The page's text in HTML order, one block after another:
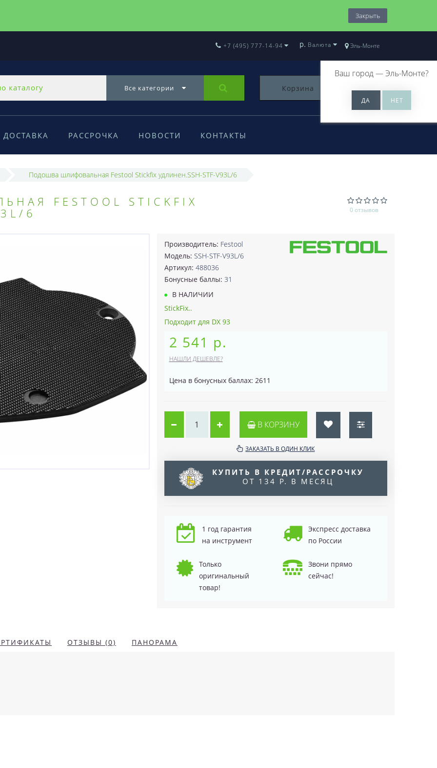
Закрыть
Эль-Монте
Ваш город —Эль-Монте?
+7 (495) 777-14-94 р. Валюта
Все категории Корзина 0
ДОСТАВКА РАССРОЧКА НОВОСТИ КОНТАКТЫ
Подошва шлифовальная Festool Stickfix удлинен.SSH-STF-V93L/6
FESTOOL STICKFIX
6
0 отзывов
Производитель: Festool
Модель: SSH-STF-V93L/6
Артикул: 488036
Бонусные баллы: 31
В НАЛИЧИИ
StickFix..
Подходит для DX 93
2 541 р.
НАШЛИ ДЕШЕВЛЕ?
Цена в бонусных баллах: 2611
В КОРЗИНУ
ЗАКАЗАТЬ В ОДИН КЛИК
КУПИТЬ В КРЕДИТ/РАССРОЧКУ
ОТ 134 Р. В МЕСЯЦ
1 год гарантия
на инструмент
Экспресс доставка
по России
Только
оригинальный
товар!
Звони прямо
сейчас!
ОТЗЫВЫ (0) ПАНОРАМА